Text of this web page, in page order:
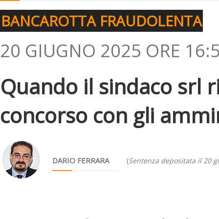
BANCAROTTA FRAUDOLENTA
20 GIUGNO 2025 ORE
Quando il sindaco srl
concorso con gli
DARIO FERRARA (Sentenza depositata il 20